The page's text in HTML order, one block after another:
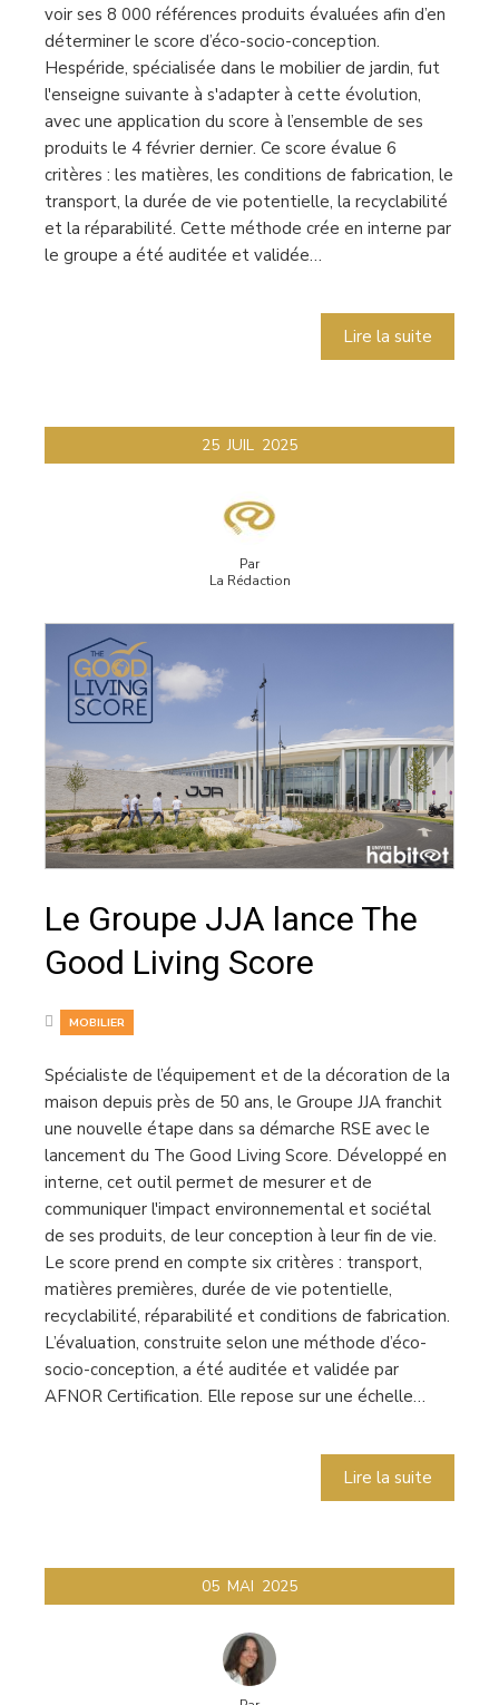
voir ses 8 000 références produits évaluées afin d’en
déterminer le score d’éco-socio-conception.
Hespéride, spécialisée dans le mobilier de jardin, fut
l'enseigne suivante à s'adapter à cette évolution,
avec une application du score à l’ensemble de ses
produits le 4 février dernier. Ce score évalue 6
critères : les matières, les conditions de fabrication, le
transport, la durée de vie potentielle, la recyclabilité
et la réparabilité. Cette méthode crée en interne par
le groupe a été auditée et validée…
Lire la suite
25 JUIL 2025
Par
La Rédaction
Le Groupe JJA lance The
Good Living Score
MOBILIER
Spécialiste de l’équipement et de la décoration de la
maison depuis près de 50 ans, le Groupe JJA franchit
une nouvelle étape dans sa démarche RSE avec le
lancement du The Good Living Score. Développé en
interne, cet outil permet de mesurer et de
communiquer l'impact environnemental et sociétal
de ses produits, de leur conception à leur fin de vie.
Le score prend en compte six critères : transport,
matières premières, durée de vie potentielle,
recyclabilité, réparabilité et conditions de fabrication.
L’évaluation, construite selon une méthode d’éco-
socio-conception, a été auditée et validée par
AFNOR Certification. Elle repose sur une échelle…
Lire la suite
05 MAI 2025